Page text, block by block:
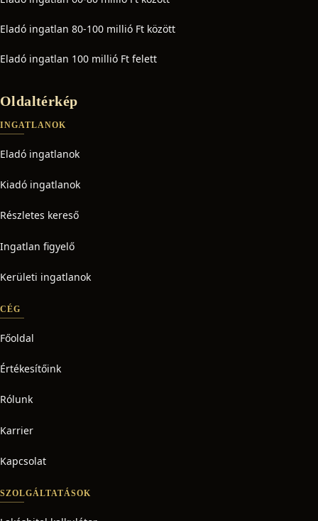
Eladó ingatlan 80-100 millió Ft között
Eladó ingatlan 100 millió Ft felett
Oldaltérkép
INGATLANOK
Eladó ingatlanok
Kiadó ingatlanok
Részletes kereső
Ingatlan figyelő
Kerületi ingatlanok
CÉG
Főoldal
Értékesítőink
Rólunk
Karrier
Kapcsolat
SZOLGÁLTATÁSOK